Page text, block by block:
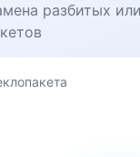
разбитых или